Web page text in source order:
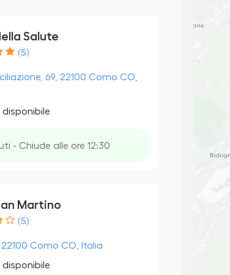
Salute
(5)
69, 22100 Como CO,
- Chiude alle ore 12:30
Martino
(5)
Como CO, Italia